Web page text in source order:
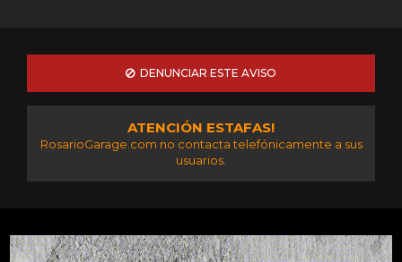
DENUNCIAR ESTE AVISO
ATENCIÓN ESTAFAS!
RosarioGarage.com no contacta telefónicamente a sus
usuarios.